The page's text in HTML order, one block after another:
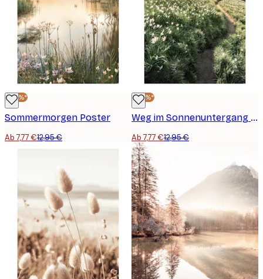
-40%*
Sommermorgen Poster
Ab 7,77 €12,95 €
-40%*
Weg im Sonnenuntergang Poster
Ab 7,77 €12,95 €